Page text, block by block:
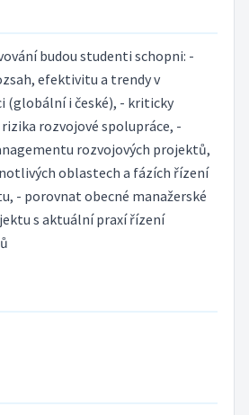
budou studenti schopni: -
efektivitu a trendy v
(globální i české), - kriticky
rozvojové spolupráce, -
rozvojových projektů,
oblastech a fázích řízení
- porovnat obecné manažerské
s aktuální praxí řízení